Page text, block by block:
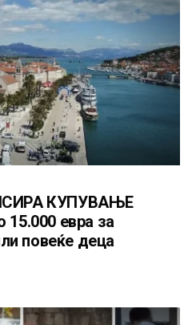
КУПУВАЊЕ
евра за
повеќе деца